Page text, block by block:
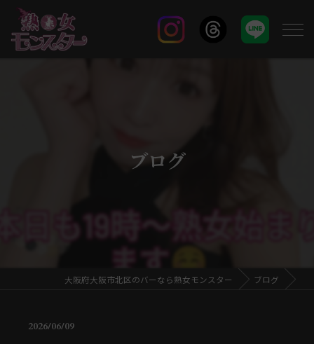
ブログ
大阪府大阪市北区のバーなら熟女モンスター ブログ
2026/06/09